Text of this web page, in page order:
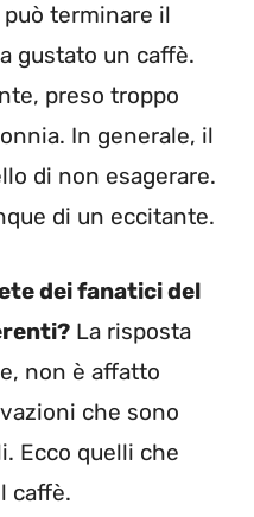
terminare il
gustato un caffè.
preso troppo
In generale, il
di non esagerare.
di un eccitante.
dei fanatici del
La risposta
non è affatto
che sono
Ecco quelli che
caffè.